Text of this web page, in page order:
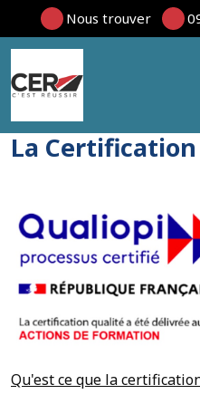
Panneau de gestion des
Nous trouver
La
Qu'est ce que la